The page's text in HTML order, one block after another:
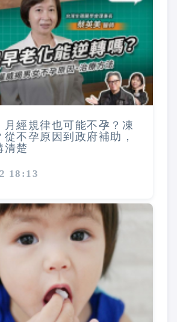
月經規律也可能不孕？凍
從不孕原因到政府補助，
清楚
18:13